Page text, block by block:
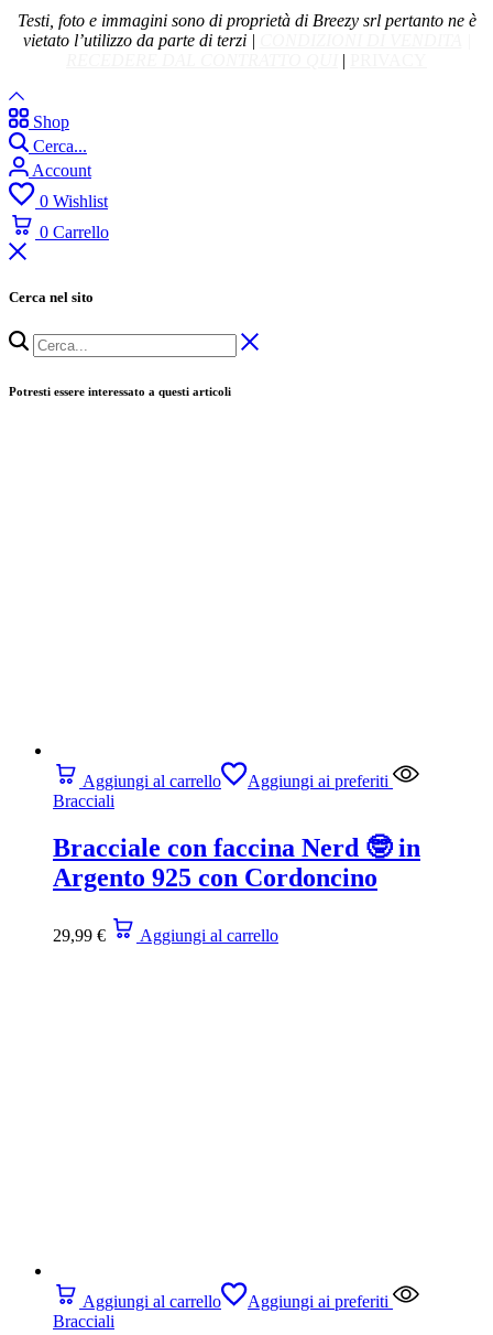
Testi, foto e immagini sono di proprietà di Breezy srl pertanto ne è
vietato l’utilizzo da parte di terzi |
|
Shop
Cerca...
Account
0 Wishlist
0 Carrello
Cerca nel sito
Potresti essere interessato a questi articoli
Aggiungi al carrello
Aggiungi ai preferiti
Bracciali
Bracciale con faccina Nerd 🤓 in
Argento 925 con Cordoncino
29,99 € Aggiungi al carrello
Aggiungi al carrello
Aggiungi ai preferiti
Bracciali